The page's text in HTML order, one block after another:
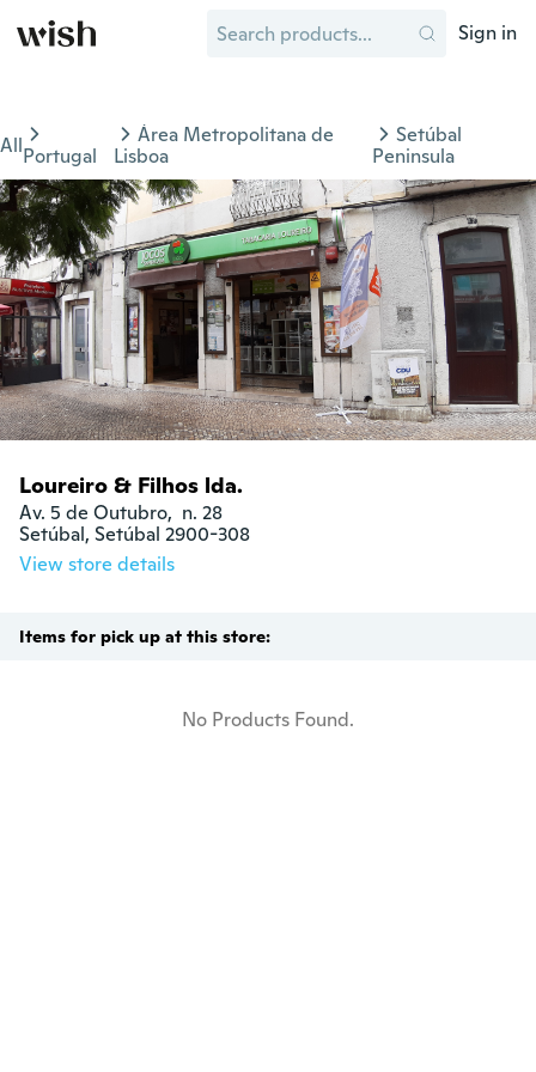
Sign in
AllPortugal
Área Metropolitana de
Lisboa
Setúbal
Peninsula
Loureiro & Filhos lda.
Av. 5 de Outubro,  n. 28
Setúbal, Setúbal 2900-308
View store details
Items for pick up at this store:
No Products Found.